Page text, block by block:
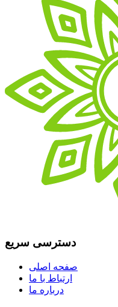
دسترسی سریع
صفحه اصلی
ارتباط با ما
درباره ما